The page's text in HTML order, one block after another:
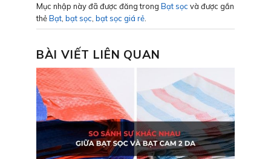
Mục nhập này đã được đăng trong Bạt sọc và được gắn
thẻBạt bạt sọc bạt sọc giá rẻ
BÀI VIẾT LIÊN QUAN